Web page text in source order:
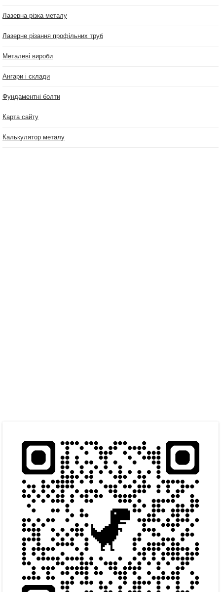
Лазерна різка металу
Лазерне різання профільних труб
Металеві вироби
Ангари і склади
Фундаментні болти
Карта сайту
Калькулятор металу